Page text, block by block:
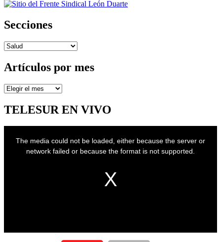
Secciones
Secciones
Artículos por mes
Artículos
mes
TELESUR EN VIVO